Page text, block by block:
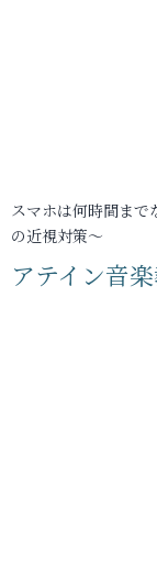
スマホは何時間まで
の近視対策～
アテイン音